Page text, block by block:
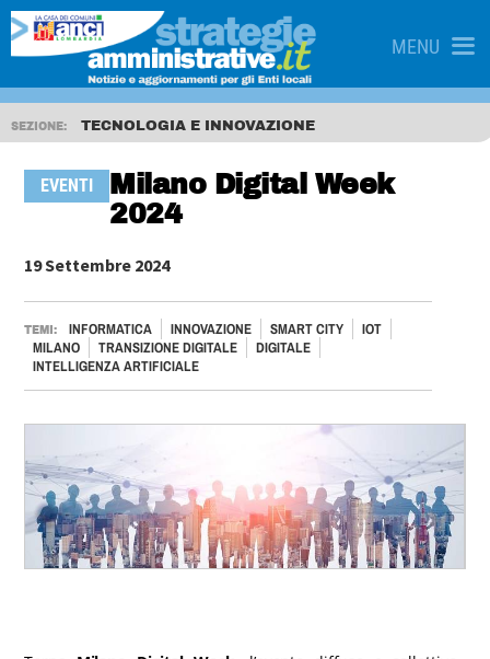
MENU
SEZIONE: TECNOLOGIA E INNOVAZIONE
EVENTI
Milano Digital Week
2024
19 Settembre 2024
TEMI: INFORMATICA INNOVAZIONE SMART CITY
IOT
MILANO
TRANSIZIONE DIGITALE
DIGITALE
INTELLIGENZA ARTIFICIALE